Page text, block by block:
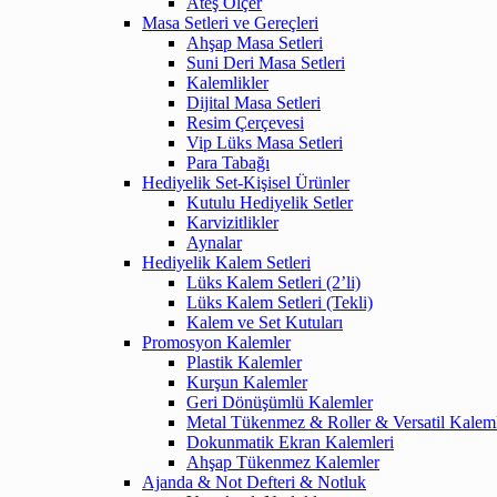
Masa Setleri ve Gereçleri
Ahşap Masa Setleri
Suni Deri Masa Setleri
Kalemlikler
Dijital Masa Setleri
Resim Çerçevesi
Vip Lüks Masa Setleri
Para Tabağı
Hediyelik Set-Kişisel Ürünler
Kutulu Hediyelik Setler
Karvizitlikler
Aynalar
Hediyelik Kalem Setleri
Lüks Kalem Setleri (2’li)
Lüks Kalem Setleri (Tekli)
Kalem ve Set Kutuları
Promosyon Kalemler
Plastik Kalemler
Kurşun Kalemler
Geri Dönüşümlü Kalemler
Metal Tükenmez & Roller & Versatil
Dokunmatik Ekran Kalemleri
Ahşap Tükenmez Kalemler
Ajanda & Not Defteri & Notluk